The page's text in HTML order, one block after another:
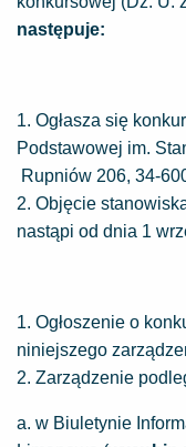
następuje:
1. Ogłasza się
Podstawowej im.
Rupniów 206, 34-
2. Objęcie
nastąpi od
1. Ogłoszenie o
niniejszego
2. Zarządzenie
a. w Biuletynie